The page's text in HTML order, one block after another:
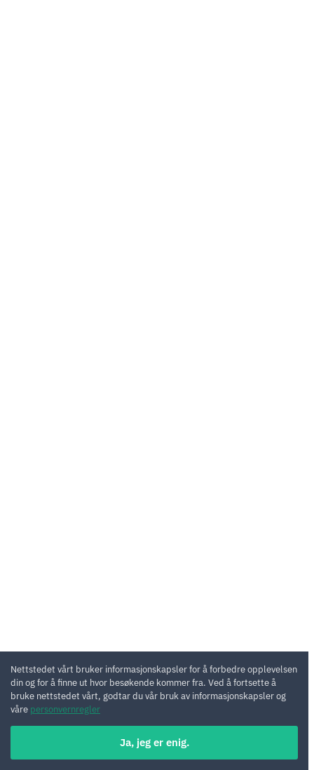
Nettstedet vårt bruker informasjonskapsler for å forbedre opplevelsen
din og for å finne ut hvor besøkende kommer fra. Ved å fortsette å
bruke nettstedet vårt, godtar du vår bruk av informasjonskapsler og
våre personvernregler
Ja, jeg er enig.